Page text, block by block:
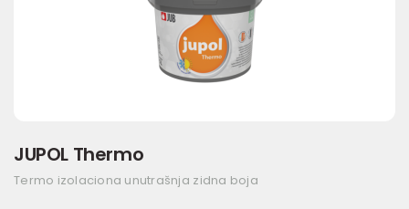
JUPOL Thermo
Termo izolaciona unutrašnja zidna boja